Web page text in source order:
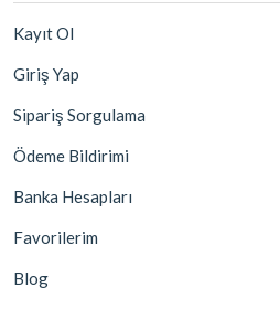
Kayıt Ol
Giriş Yap
Sipariş Sorgulama
Ödeme Bildirimi
Banka Hesapları
Favorilerim
Blog